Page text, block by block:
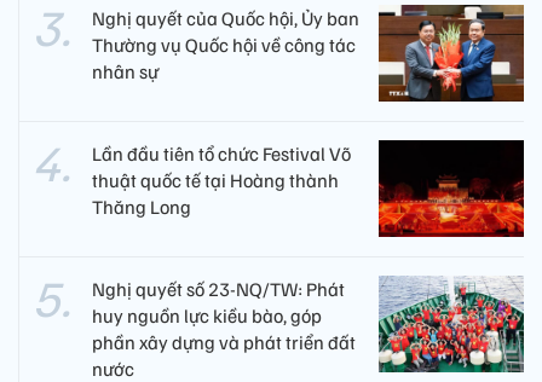
Nghị quyết của Quốc hội, Ủy ban
Thường vụ Quốc hội về công tác
nhân sự
Lần đầu tiên tổ chức Festival Võ
thuật quốc tế tại Hoàng thành
Thăng Long
Nghị quyết số 23-NQ/TW: Phát
huy nguồn lực kiều bào, góp
phần xây dựng và phát triển đất
nước